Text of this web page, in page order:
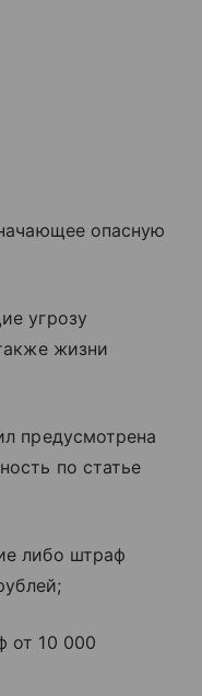
опасную
угрозу
жизни
предусмотрена
по статье
либо штраф
от 10 000